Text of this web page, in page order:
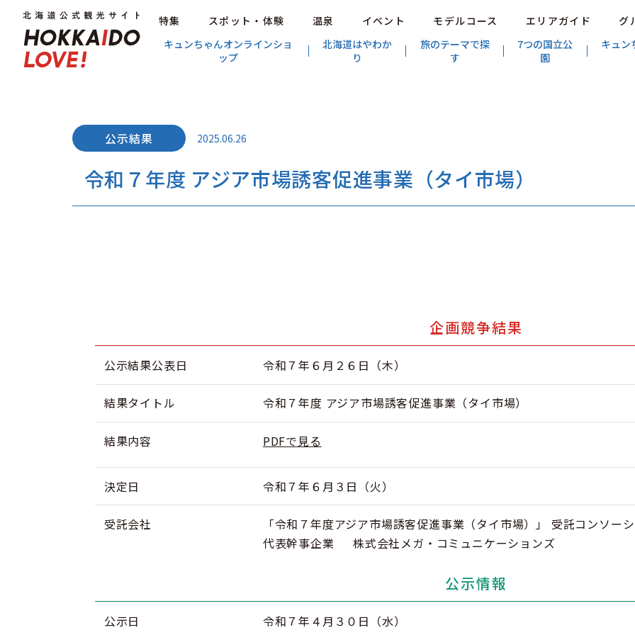
特集 スポット・体験 温泉 イベント モデルコース エリアガイド グ
キュンちゃんオンラインショ
ップ
北海道はやわか
り
旅のテーマで探
す
7つの国立公
園
キュン
令和７年度 アジア市場誘客促進事業（タイ市場）
2025.06.26
企画競争結果
公示結果公表日 令和７年６月２６日（木）
結果タイトル 令和７年度 アジア市場誘客促進事業（タイ市場）
結果内容 PDFで見る
決定日 令和７年６月３日（火）
受託会社
「令和７年度アジア市場誘客促進事業（タイ市場）」 受託コンソー
代表幹事企業 株式会社メガ・コミュニケーションズ
公示情報
公示日 令和７年４月３０日（水）